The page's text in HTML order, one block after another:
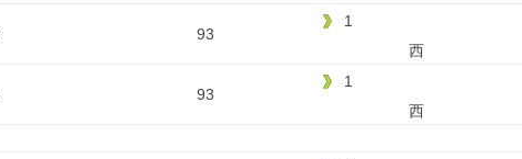
93
1
西
93
1
西